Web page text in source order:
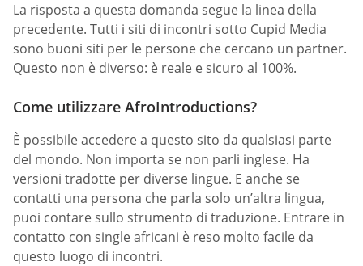
La risposta a questa domanda segue la linea della
precedente. Tutti i siti di incontri sotto Cupid Media
sono buoni siti per le persone che cercano un partner.
Questo non è diverso: è reale e sicuro al 100%.
Come utilizzare AfroIntroductions?
È possibile accedere a questo sito da qualsiasi parte
del mondo. Non importa se non parli inglese. Ha
versioni tradotte per diverse lingue. E anche se
contatti una persona che parla solo un’altra lingua,
puoi contare sullo strumento di traduzione. Entrare in
contatto con single africani è reso molto facile da
questo luogo di incontri.